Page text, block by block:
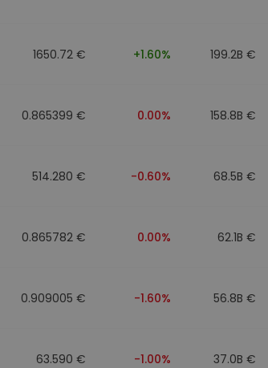
1650.72 € +1.60% 199.2B €
0.865399 € 0.00% 158.8B €
514.280 € -0.60% 68.5B €
0.865782 € 0.00% 62.1B €
0.909005 € -1.60% 56.8B €
63.590 € -1.00% 37.0B €